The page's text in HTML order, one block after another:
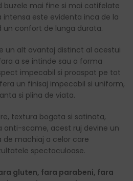
buzele mai fine si mai catifelate
intensa este evidenta inca de la
un confort de lunga durata.
un alt avantaj distinct al acestui
a se intinde sau a forma
impecabil si proaspat pe tot
un finisaj impecabil si uniform,
si plina de viata.
textura bogata si satinata,
anti-scame, acest ruj devine un
de machiaj a celor care
spectaculoase.
gluten, fara parabeni, fara